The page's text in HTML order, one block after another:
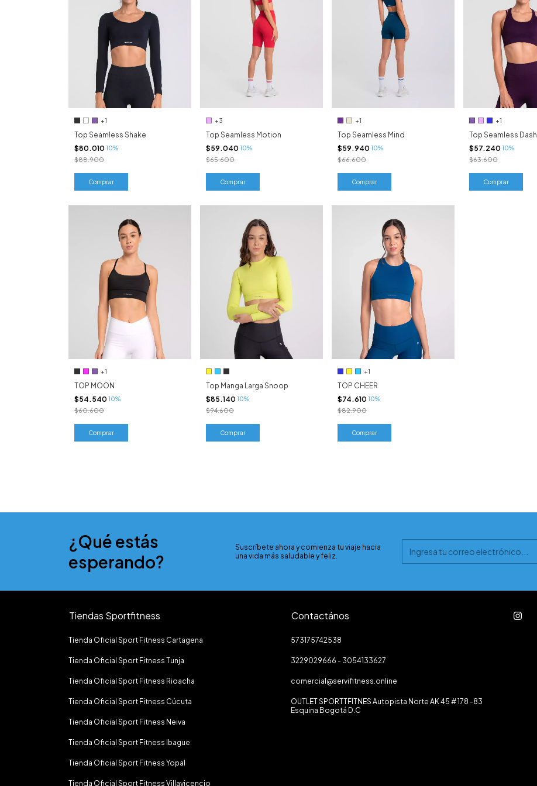
+1
Top Seamless Shake
$80.010 10%
$88.900
Comprar
+3
Top Seamless Motion
$59.040 10%
$65.600
Comprar
+1
Top Seamless Mind
$59.940 10%
$66.600
Comprar
+1
Top Seamless Dash
$57.240 10%
$63.600
Comprar
+1
TOP MOON
$54.540 10%
$60.600
Comprar
Top Manga Larga Snoop
$85.140 10%
$94.600
Comprar
+1
TOP CHEER
$74.610 10%
$82.900
Comprar
¿Qué estás
esperando?
Suscríbete ahora y comienza tu viaje hacia
una vida más saludable y feliz.
Tiendas Sportfitness
Tienda Oficial Sport Fitness Cartagena
Tienda Oficial Sport Fitness Tunja
Tienda Oficial Sport Fitness Rioacha
Tienda Oficial Sport Fitness Cúcuta
Tienda Oficial Sport Fitness Neiva
Tienda Oficial Sport Fitness Ibague
Tienda Oficial Sport Fitness Yopal
Tienda Oficial Sport Fitness Villavicencio
Contactános
573175742538
3229029666 - 3054133627
comercial@servifitness.online
OUTLET SPORTTFITNES Autopista Norte AK 45 # 178 -83
Esquina Bogotá D.C